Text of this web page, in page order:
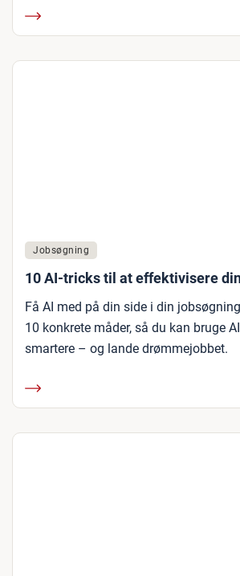
Jobsøgning
10 AI-tricks til at effektivisere
Få AI med på din side i din
10 konkrete måder, så du kan bruge
smartere – og lande drømmejobbet.